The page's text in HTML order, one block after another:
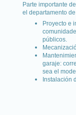
Parte importante
el departamento
Proyecto e
públicos.
garaje:
sea el
Instalación